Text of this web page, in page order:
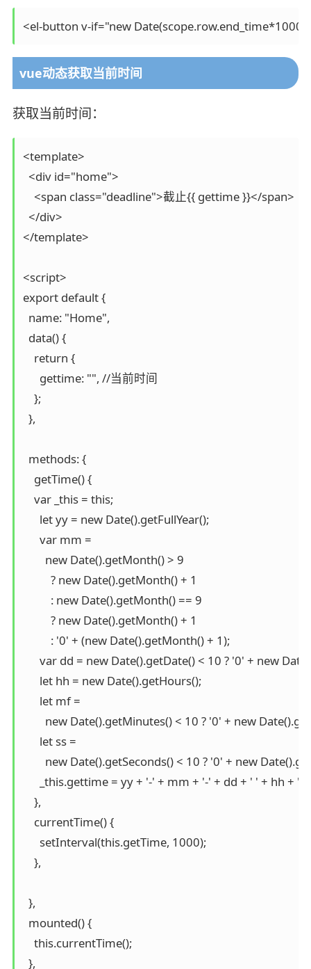
<el-button v-if="new
vue动态获取当前时间
获取当前时间：
<template>
  <div id="home">
    <span class="deadline">截止{{ gettime }}</span>
  </div>
</template>
<script>
export default {
  name: "Home",
  data() {
    return {
      gettime: "", //当前时间
    };
  },
  methods: {
    getTime() {
    var _this = this;
      let yy = new Date().getFullYear();
      var mm =
        new Date().getMonth() > 9
          ? new Date().getMonth() + 1
          : new Date().getMonth() == 9
          ? new Date().getMonth() + 1
          : '0' + (new Date().getMonth() + 1);
var dd = new Date().getDate() < 10 ? '0' + new
      let hh = new Date().getHours();
      let mf =
new Date().getMinutes() < 10 ? '0' + new
      let ss =
new Date().getSeconds() < 10 ? '0' + new
_this.gettime = yy + '-' + mm + '-' + dd + ' ' + hh + ':'
    },
    currentTime() {
      setInterval(this.getTime, 1000);
    },
  },
  mounted() {
    this.currentTime();
  },